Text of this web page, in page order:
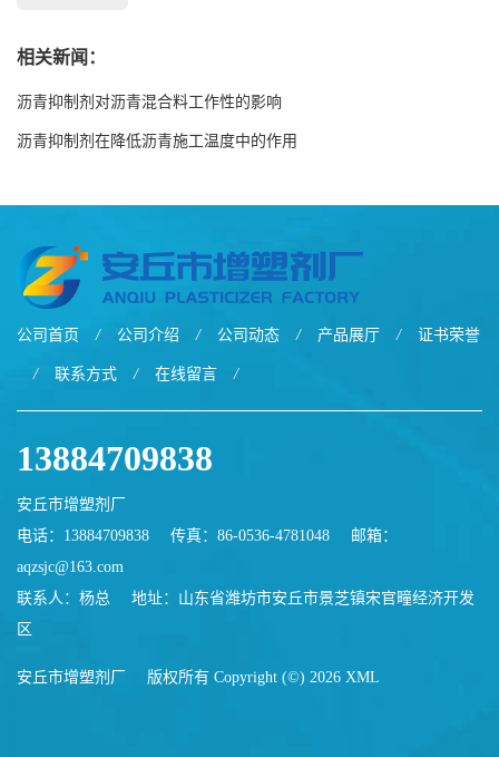
相关新闻：
沥青抑制剂对沥青混合料工作性的影响
沥青抑制剂在降低沥青施工温度中的作用
公司首页 / 公司介绍 / 公司动态 / 产品展厅 / 证书荣誉
/ 联系方式 / 在线留言 /
13884709838
安丘市增塑剂厂
电话：13884709838
传真：86-0536-4781048
邮箱：
aqzsjc@163.com
联系人：杨总
地址：山东省潍坊市安丘市景芝镇宋官疃经济开发
区
安丘市增塑剂厂 版权所有 Copyright (©) 2026 XML